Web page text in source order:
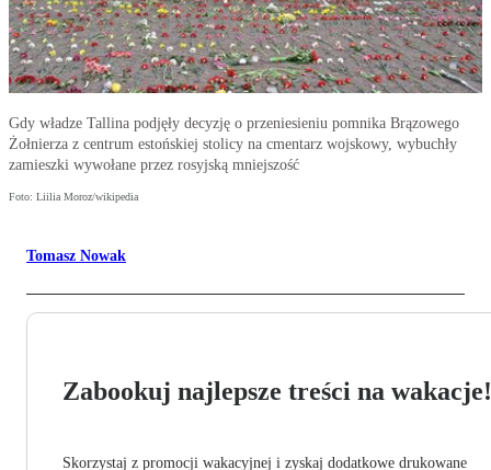
Gdy władze Tallina podjęły decyzję o przeniesieniu pomnika Brązowego
Żołnierza z centrum estońskiej stolicy na cmentarz wojskowy, wybuchły
zamieszki wywołane przez rosyjską mniejszość
Foto: Liilia Moroz/wikipedia
Tomasz Nowak
Zabookuj najlepsze treści na wakacje!
Skorzystaj z promocji wakacyjnej i zyskaj dodatkowe drukowane